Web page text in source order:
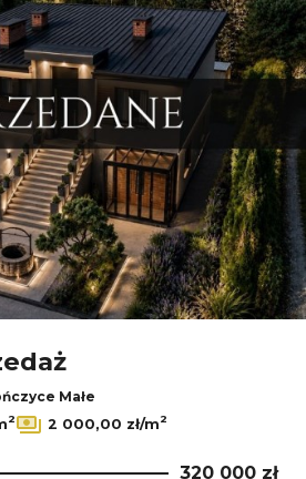
Małe
2 2 000,00 zł/m2
320 000 zł